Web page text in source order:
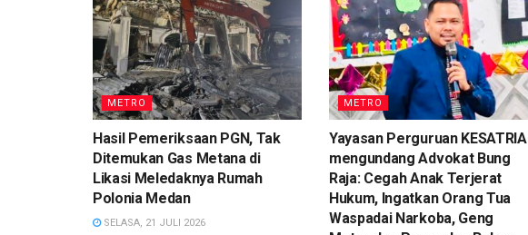
METRO
Hasil Pemeriksaan PGN, Tak
Ditemukan Gas Metana di
Likasi Meledaknya Rumah
Polonia Medan
SELASA, 21 JULI 2026
METRO
Yayasan Perguruan KESATRIA
mengundang Advokat Bung
Raja: Cegah Anak Terjerat
Hukum, Ingatkan Orang Tua
Waspadai Narkoba, Geng